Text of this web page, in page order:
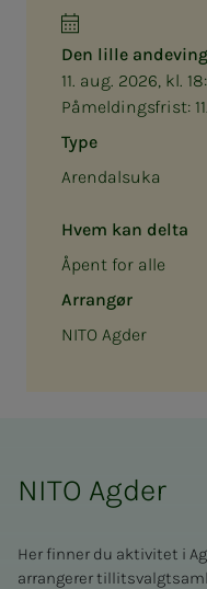
Den lille
11. aug. 2026, kl.
Påmeldingsfrist:
Type
Arendalsuka
Hvem kan delta
Åpent for alle
Arrangør
NITO Agder
NITO Agder
Her finner du aktivitet i
arrangerer